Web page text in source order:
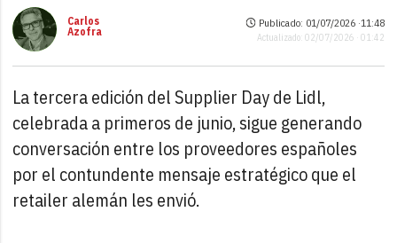
Carlos
Azofra
Publicado: 01/07/2026 ·11:48
Actualizado: 02/07/2026 · 01:42
La tercera edición del Supplier Day de Lidl,
celebrada a primeros de junio, sigue generando
conversación entre los proveedores españoles
por el contundente mensaje estratégico que el
retailer alemán les envió.